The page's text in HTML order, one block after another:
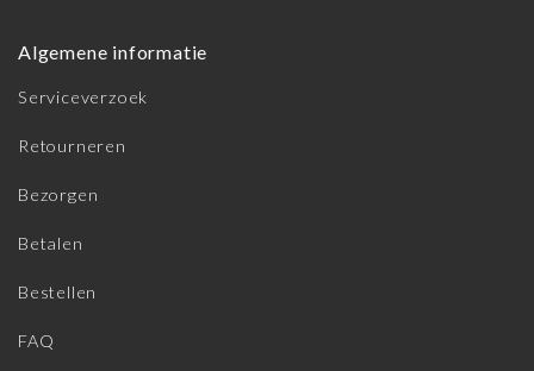
Algemene informatie
Serviceverzoek
Retourneren
Bezorgen
Betalen
Bestellen
FAQ